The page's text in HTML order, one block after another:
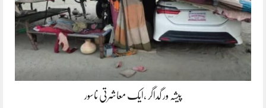
پیشہ ور گداگر ،ایک معاشرتی ناسور